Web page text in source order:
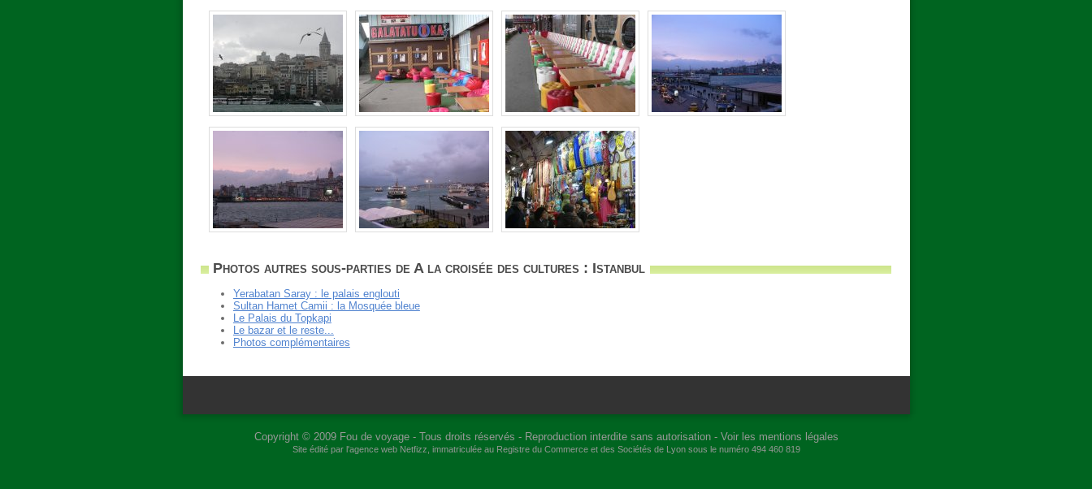
Photos autres sous-parties de A la croisée des cultures : Istanbul
Yerabatan Saray : le palais englouti
Sultan Hamet Camii : la Mosquée bleue
Le Palais du Topkapi
Le bazar et le reste...
Photos complémentaires
Copyright © 2009 Fou de voyage- Tous droits réservés - Reproduction interdite sans autorisation - Voir les mentions légales
Site édité par l'agence web Netfizz , immatriculée au Registre du Commerce et des Sociétés de Lyon sous le numéro 494 460 819